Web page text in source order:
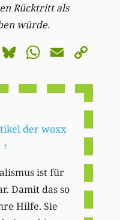
Rücktritt als
würde.
Facebook
BlueskyEmail
der woxx
↑
ist für
Damit das so
Hilfe. Sie